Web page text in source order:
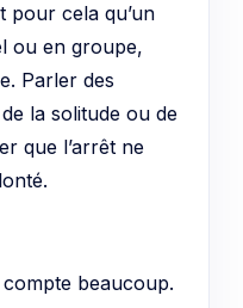
pour cela qu’un
ou en groupe,
Parler des
la solitude ou de
que l’arrêt ne
beaucoup.